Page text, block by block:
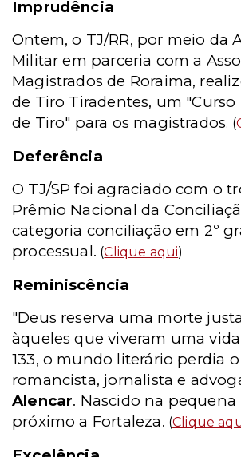
Imprudência
Ontem, o TJ/RR, por meio da
Militar em parceria com a
Magistrados de Roraima,
de Tiro Tiradentes, um
de Tiro" para os magistrados. (
Deferência
O TJ/SP foi agraciado com o
Prêmio Nacional da
categoria conciliação em 2º
processual. (Clique aqui)
Reminiscência
"Deus reserva uma morte
àqueles que viveram uma
133, o mundo literário perdia
romancista, jornalista e
Alencar. Nascido na pequena
próximo a Fortaleza. (Clique